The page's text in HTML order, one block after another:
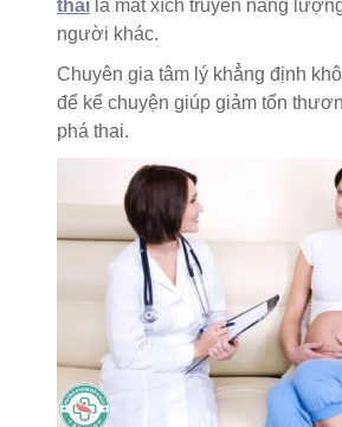
thai là mắt xích truyền năng
người khác.
Chuyên gia tâm lý khẳng định
để kể chuyện giúp giảm tổn
phá thai.